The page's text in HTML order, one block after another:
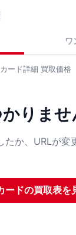
ワ
カード詳細 買取価格
りませ
たか、URLが変
ードの買取表を